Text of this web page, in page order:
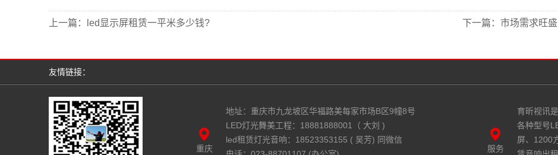
上一篇： led显示屏租赁一平米多少钱? 下一篇： 市场需求旺
友情链接：
重庆
地址：重庆市九龙坡区华福路美每家市场B区9幢8号
LED灯光舞美工程：18881888001（ 大刘 )
led租赁灯光音响：18523353155 ( 吴芳) 同微信
服务
育昕视讯
各种型号
屏、1200